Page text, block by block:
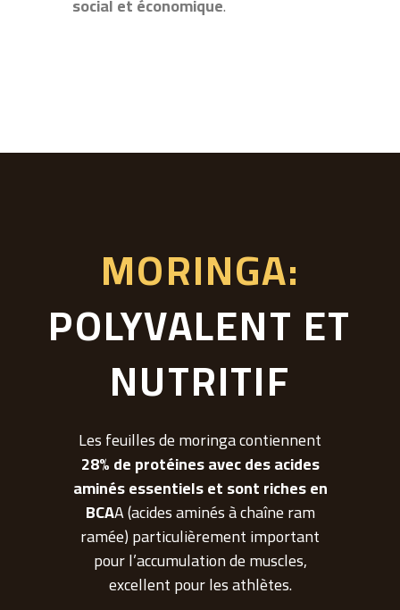
MORINGA:
POLYVALENT ET
NUTRITIF
Les feuilles de moringa contiennent
28% de protéines avec des acides
aminés essentiels et sont riches en
BCAA (acides aminés à chaîne ram
ramée) particulièrement important
pour l’accumulation de muscles,
excellent pour les athlètes.